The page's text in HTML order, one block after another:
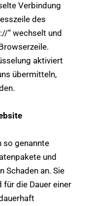
Verbindung
des
“ wechselt und
aktiviert
übermitteln,
so genannte
und
Schaden an. Sie
die Dauer einer